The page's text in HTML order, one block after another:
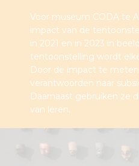
Voor museum CODA te
impact van de
in 2021 en in 2023 in
tentoonstelling wordt
Door de impact te
verantwoorden naar
Daarnaast gebruiken ze
van leren.